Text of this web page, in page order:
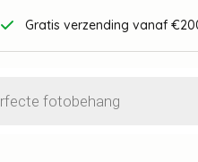
Gratis verzending vanaf